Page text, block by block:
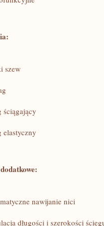
szew
ściągający
elastyczny
nawijanie nici
długości ⁤i szerokości⁤